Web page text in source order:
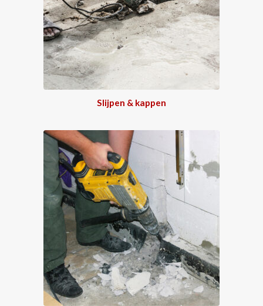
Slijpen & kappen